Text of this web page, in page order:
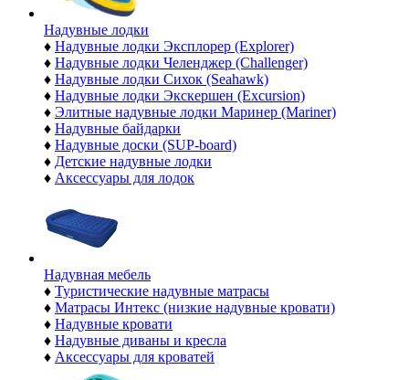
Надувные лодки
♦ Надувные лодки Эксплорер (Explorer)
♦ Надувные лодки Челенджер (Challenger)
♦ Надувные лодки Сихок (Seahawk)
♦ Надувные лодки Экскершен (Excursion)
♦ Элитные надувные лодки Маринер (Mariner)
♦ Надувные байдарки
♦ Надувные доски (SUP-board)
♦ Детские надувные лодки
♦ Аксессуары для лодок
Надувная мебель
♦ Туристические надувные матрасы
♦ Матрасы Интекс (низкие надувные кровати)
♦ Надувные кровати
♦ Надувные диваны и кресла
♦ Аксессуары для кроватей